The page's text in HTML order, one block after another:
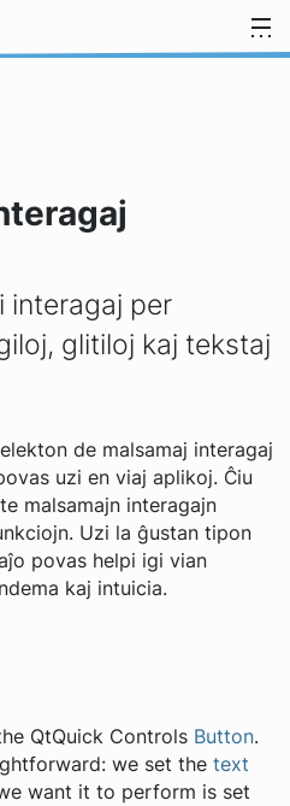
interagaj per
glitiloj kaj tekstaj
de malsamaj interagaj
uzi en viaj aplikoj. Ĉiu
malsamajn interagajn
Uzi la ĝustan tipon
povas helpi igi vian
kaj intuicia.
QtQuick Controls Button.
we set the text
want it to perform is set